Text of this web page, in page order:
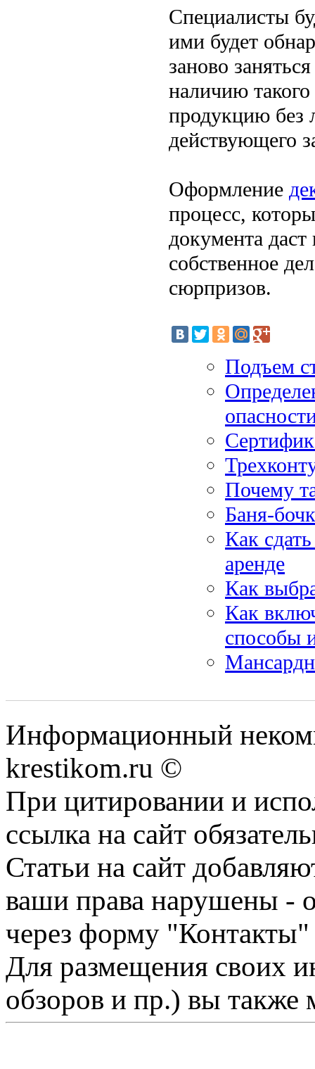
Специалисты
ими будет
заново
наличию
продукцию без
действующего
Оформление
процесс,
документа
собственное
сюрпризов.
Подъем
Почему
Баня-
Как
аренде
Как
Как
способы
Информационный
krestikom.ru ©
При цитировании и
ссылка на сайт
Статьи на сайт
ваши права нарушены -
через форму "Контакты"
Для размещения своих
обзоров и пр.) вы также